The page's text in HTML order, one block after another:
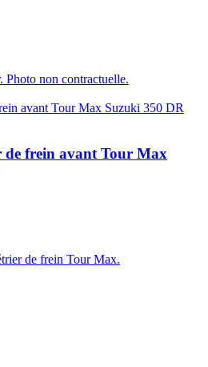
Photo non contractuelle.
frein avant Tour Max
de frein Tour Max.